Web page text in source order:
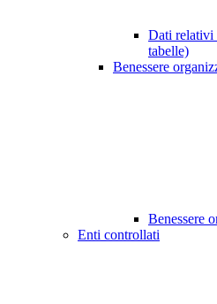
Dati relativi
tabelle)
Benessere
Benessere
Enti controllati